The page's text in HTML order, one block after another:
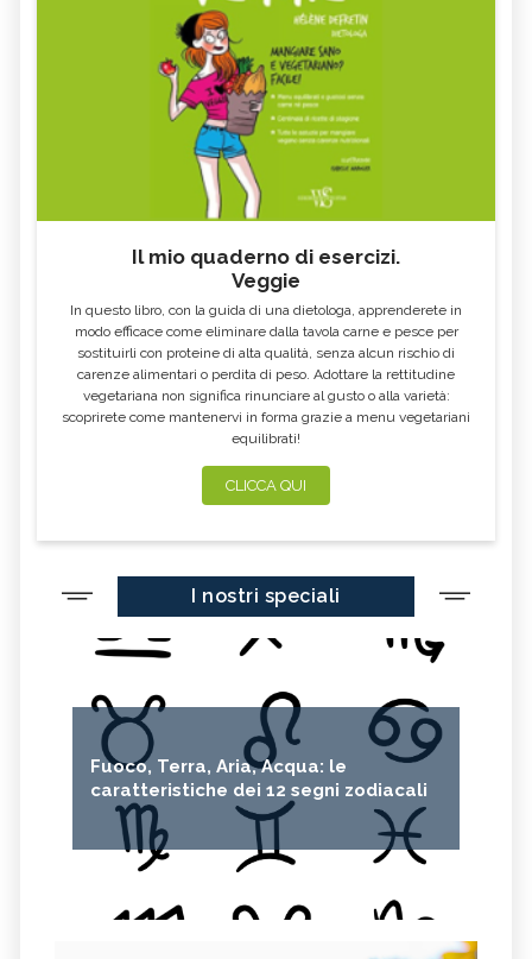
Il mio quaderno di esercizi.
Veggie
In questo libro, con la guida di una dietologa, apprenderete in
modo efficace come eliminare dalla tavola carne e pesce per
sostituirli con proteine di alta qualità, senza alcun rischio di
carenze alimentari o perdita di peso. Adottare la rettitudine
vegetariana non significa rinunciare al gusto o alla varietà:
scoprirete come mantenervi in forma grazie a menu vegetariani
equilibrati!
CLICCA QUI
I nostri speciali
Fuoco, Terra, Aria, Acqua: le
caratteristiche dei 12 segni zodiacali